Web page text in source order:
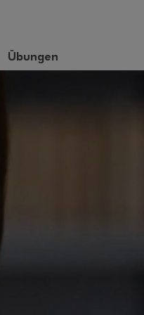
Übungen